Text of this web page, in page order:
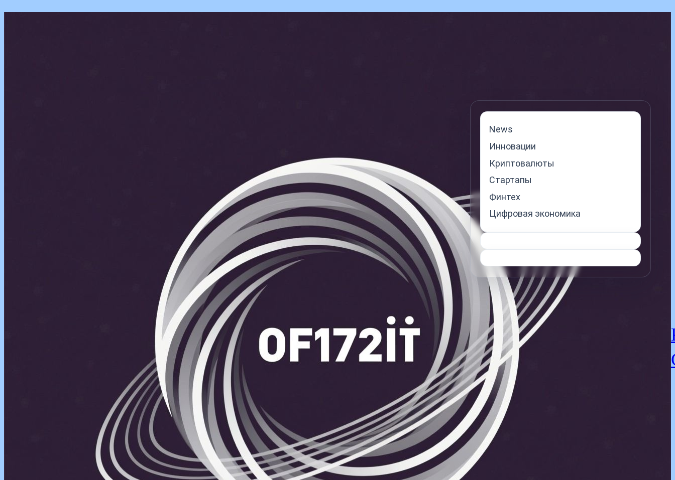
Перейти
News
Инновации
Криптовалюты
Стартапы
Финтех
Цифровая экономика